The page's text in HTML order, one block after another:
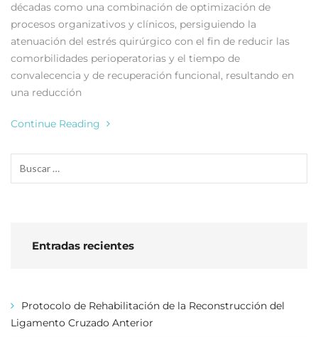
décadas como una combinación de optimización de
procesos organizativos y clínicos, persiguiendo la
atenuación del estrés quirúrgico con el fin de reducir las
comorbilidades perioperatorias y el tiempo de
convalecencia y de recuperación funcional, resultando en
una reducción
Continue Reading
Entradas recientes
Protocolo de Rehabilitación de la Reconstrucción del
Ligamento Cruzado Anterior